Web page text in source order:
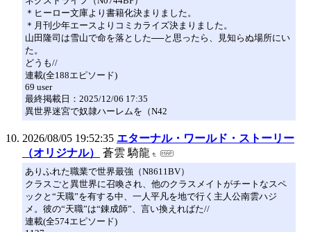
＊ヒーロー文庫より書籍化決まりました。
＊月刊少年エースよりコミカライズ決まりました。
山田隆司は雪山で命を落とした──と思ったら、見知らぬ場所にい
た。
どうも//
連載(全188エピソード)
69 user
最終掲載日：2025/12/06 17:35
異世界迷宮で奴隷ハーレムを（N42
2026/08/05 19:52:35 エターナル・ワールド・ストーリー
（オリジナル）
蒼雲 騎龍
ありふれた職業で世界最強（N8611BV）
クラスごと異世界に召喚され、他のクラスメイトがチートなスペ
ックと“天職”を有する中、一人平凡を地で行く主人公南雲ハジ
メ。彼の“天職”は“錬成師”、言い換えればた//
連載(全574エピソード)